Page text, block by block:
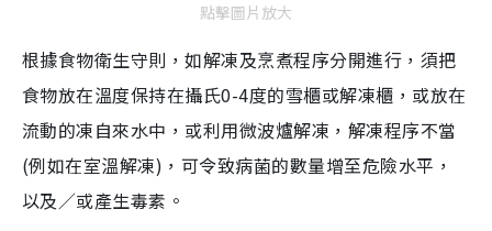
點擊圖片放大
根據食物衛生守則，如解凍及烹煮程序分開進行，須把
食物放在溫度保持在攝氏0-4度的雪櫃或解凍櫃，或放在
流動的凍自來水中，或利用微波爐解凍，解凍程序不當
(例如在室溫解凍)，可令致病菌的數量增至危險水平，
以及／或產生毒素。